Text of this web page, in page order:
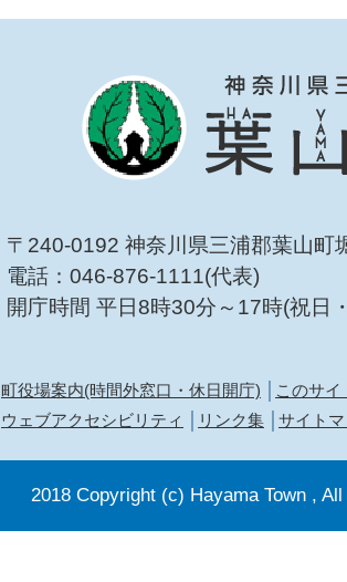
〒240-0192 神奈川県三浦郡葉山町
電話：046-876-1111(代表)
開庁時間 平日8時30分～17時(祝日
町役場案内(時間外窓口・休日開庁)
このサイ
ウェブアクセシビリティ
リンク集 サイト
2018 Copyright (c) Hayama Town ,